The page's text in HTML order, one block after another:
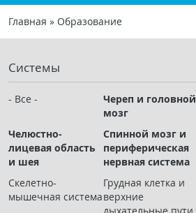
НОВОЕ НА САЙТЕ
СООБЩЕСТВО
Клинические наблюдения
Чат RADIOMED
ОБРАЗОВАНИЕ
Вы здесь
Главная » Образование
Системы
- Все -
Череп и головной
мозг
Челюстно-
лицевая область
и шея
Спинной мозг и
периферическая
нервная система
Скелетно-
мышечная система
Грудная клетка и
верхние